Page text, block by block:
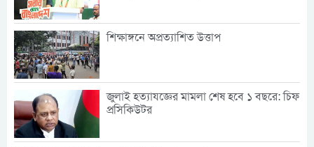
শিক্ষাঙ্গনে অপ্রত্যাশিত উত্তাপ
জুলাই হত্যাযজ্ঞের মামলা শেষ হবে ১ বছরে: চিফ
প্রসিকিউটর